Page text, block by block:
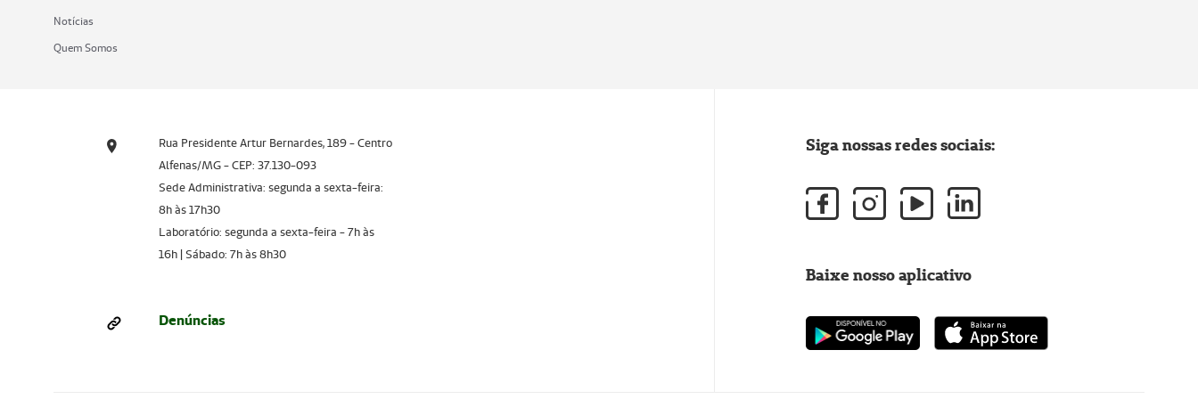
Notícias
Quem Somos
Rua Presidente Artur Bernardes, 189 - Centro
Alfenas/MG - CEP: 37.130-093
Sede Administrativa: segunda a sexta-feira:
8h às 17h30
Laboratório: segunda a sexta-feira - 7h às
16h | Sábado: 7h às 8h30
Denúncias
Siga nossas redes sociais:
Baixe nosso aplicativo